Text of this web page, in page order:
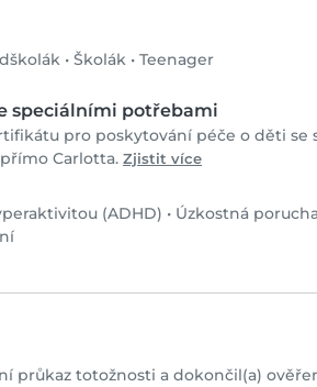
• Školák • Teenager
speciálními potřebami
pro poskytování péče o děti
Carlotta. Zjistit více
(ADHD) • Úzkostná
průkaz totožnosti a dokončil(a)